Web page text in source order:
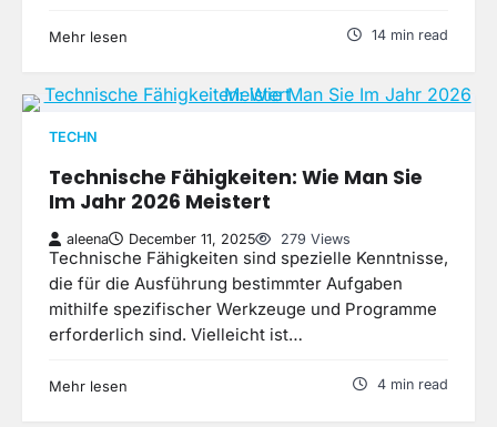
Mehr lesen 14 min read
TECHN
Technische Fähigkeiten: Wie Man Sie
Im Jahr 2026 Meistert
aleena December 11, 2025 279 Views
Technische Fähigkeiten sind spezielle Kenntnisse,
die für die Ausführung bestimmter Aufgaben
mithilfe spezifischer Werkzeuge und Programme
erforderlich sind. Vielleicht ist…
Mehr lesen 4 min read